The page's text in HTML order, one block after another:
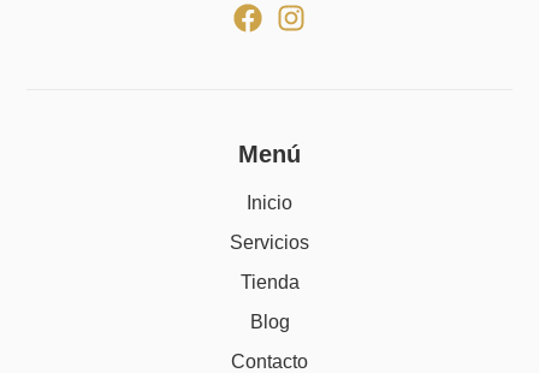
Menú
Inicio
Servicios
Tienda
Blog
Contacto